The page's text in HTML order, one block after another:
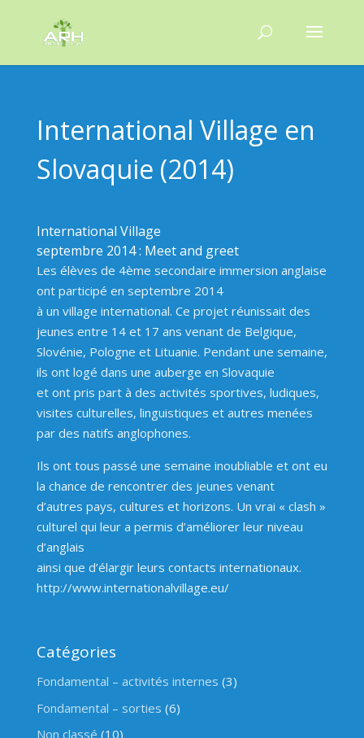
International Village en
Slovaquie (2014)
International Village
septembre 2014 : Meet and greet
Les élèves de 4ème secondaire immersion anglaise
ont participé en septembre 2014
à un village international. Ce projet réunissait des
jeunes entre 14 et 17 ans venant de Belgique,
Slovénie, Pologne et Lituanie. Pendant une semaine,
ils ont logé dans une auberge en Slovaquie
et ont pris part à des activités sportives, ludiques,
visites culturelles, linguistiques et autres menées
par des natifs anglophones.
Ils ont tous passé une semaine inoubliable et ont eu
la chance de rencontrer des jeunes venant
d’autres pays, cultures et horizons. Un vrai « clash »
culturel qui leur a permis d’améliorer leur niveau
d’anglais
ainsi que d’élargir leurs contacts internationaux.
http://www.internationalvillage.eu/
Catégories
Fondamental – activités internes (3)
Fondamental – sorties (6)
Non classé (10)